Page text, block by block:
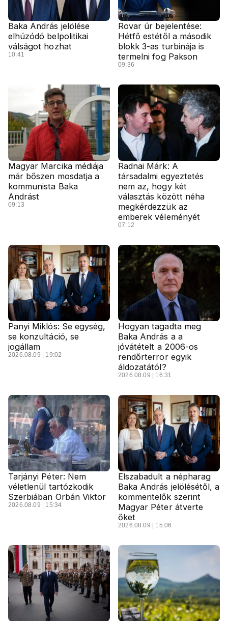
Baka András jelölése
elhúzódó belpolitikai
válságot hozhat
10:41
Rovar úr bejelentése:
Hétfő estétől a második
blokk 3-as turbinája is
termelni fog Pakson
09:36
Magyar Marcika médiája
már bőszen mosdatja a
kommunista Baka
Andrást
09:13
Radnai Márk: A
társadalmi egyeztetés
nem az, hogy két
választás között néha
megkérdezzük az
emberek véleményét
07:12
Panyi Miklós: Se egység,
se konzultáció, se
jogállam
2026.08.09 | 19:02
Hogyan tagadta meg
Baka András a a
jóvátételt a 2006-os
rendőrterror egyik
áldozatától?
2026.08.09 | 16:31
Tarjányi Péter: Nem
véletlenül tartózkodik
Szerbiában Orbán Viktor
2026.08.09 | 15:34
Elszabadult a népharag
Baka András jelölésétől, a
kommentelők szerint
Magyar Péter átverte
őket
2026.08.09 | 15:06